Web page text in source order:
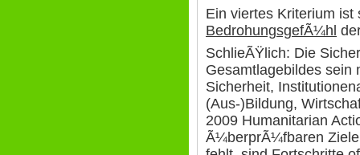
Ein viertes Kriterium
BedrohungsgefÃ¼hl
SchlieÃŸlich: Die
Gesamtlagebildes sein
Sicherheit,
(Aus-)Bildung,
2009 Humanitarian
Ã¼berprÃ¼fbaren